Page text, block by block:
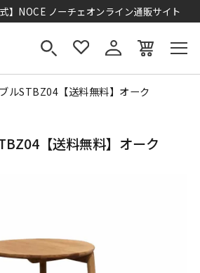
】NOCE ノーチェオンライン通販サイト
ルSTBZ04【送料無料】オーク
【送料無料】オーク